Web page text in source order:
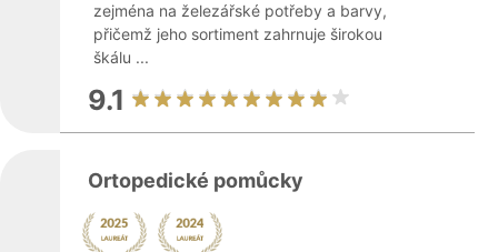
zejména na železářské potřeby a barvy,
přičemž jeho sortiment zahrnuje širokou
škálu ...
9.1
Ortopedické pomůcky